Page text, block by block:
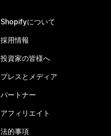
Shopifyについて
採用情報
投資家の皆様へ
プレスとメディア
パートナー
アフィリエイト
法的事項